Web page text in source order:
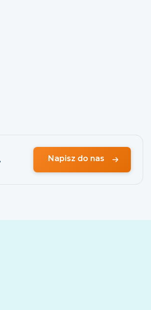
Napisz do nas